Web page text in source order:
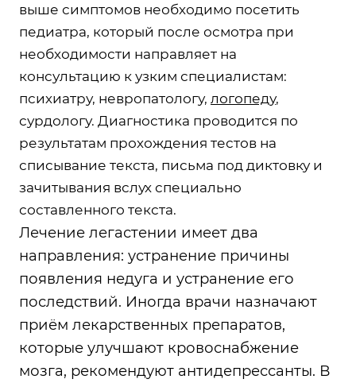
выше симптомов необходимо посетить
педиатра, который после осмотра при
необходимости направляет на
консультацию к узким специалистам:
психиатру, невропатологу, логопеду,
сурдологу. Диагностика проводится по
результатам прохождения тестов на
списывание текста, письма под диктовку и
зачитывания вслух специально
составленного текста.
Лечение легастении имеет два
направления: устранение причины
появления недуга и устранение его
последствий. Иногда врачи назначают
приём лекарственных препаратов,
которые улучшают кровоснабжение
мозга, рекомендуют антидепрессанты. В